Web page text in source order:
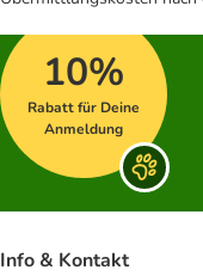
10%
Rabatt für Deine
Anmeldung
Info & Kontakt